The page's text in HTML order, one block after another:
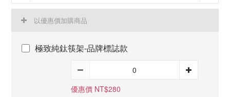
以優惠價加購商品
極致純鈦筷架-品牌標誌款
優惠價 NT$280